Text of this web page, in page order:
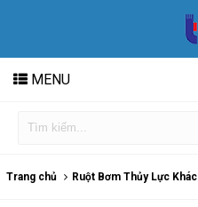
MENU
Trang chủ Ruột Bơm Thủy Lực Khác